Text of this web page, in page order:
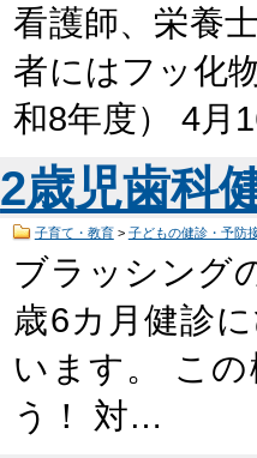
看護師、栄養
者にはフッ化
和8年度） 4月
2歳児歯科
子育て・教育> 子どもの健診・予防
ブラッシング
歳6カ月健診
います。 こ
う！ 対…